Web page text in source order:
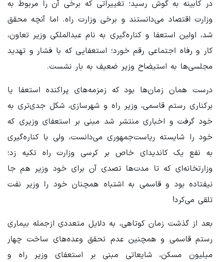
در کابینه به گوش رسید؛ تغییراتی که برخی آن را مربوط به
وزارت اقتصاد می‌دانستند و برخی وزارت راه. اما آنچه محقق
شد، اولین استعفا و کناره‌گیری به نام عبدالملکی وزیر تعاون،
کار و رفاه اجتماعی رقم خورد؛ استعفایی که با فشار و تهدید
مجلسی‌ها به استیضاح وزیر ضعیف به بار نشست.
درست همان زمان‌ها بود که زمزمه‌های پراکنده استعفا یا
برکناری رستم قاسمی، وزیر راه و شهرسازی، شکل جدی‌تری به
خود گرفت و اخباری منتشر شد مبنی بر استعفای وزیری که
خود را شایسته ریاست‌جمهوری می‌دانست، ولی با کناره‌گیری
به نفع یک کاندیدای خاص بر کرسی وزارت راه تکیه زد؛
وزارتخانه‌ای که تا مدت‌ها تصدی آن برای خود وزیر هم جا
نیفتاده بود و قاسمی به اشتباه همچنان خود را وزیر نفت
تلقی می‌کرد!
بعد از گذشت زمان کوتاهی، به دلایل متعددی ازجمله بیماری
رستم قاسمی و همچنین عدم تحقق وعده‌های ساخت چهار
میلیون مسکن، شایعاتی مبنی بر استعفای وزیر راه و